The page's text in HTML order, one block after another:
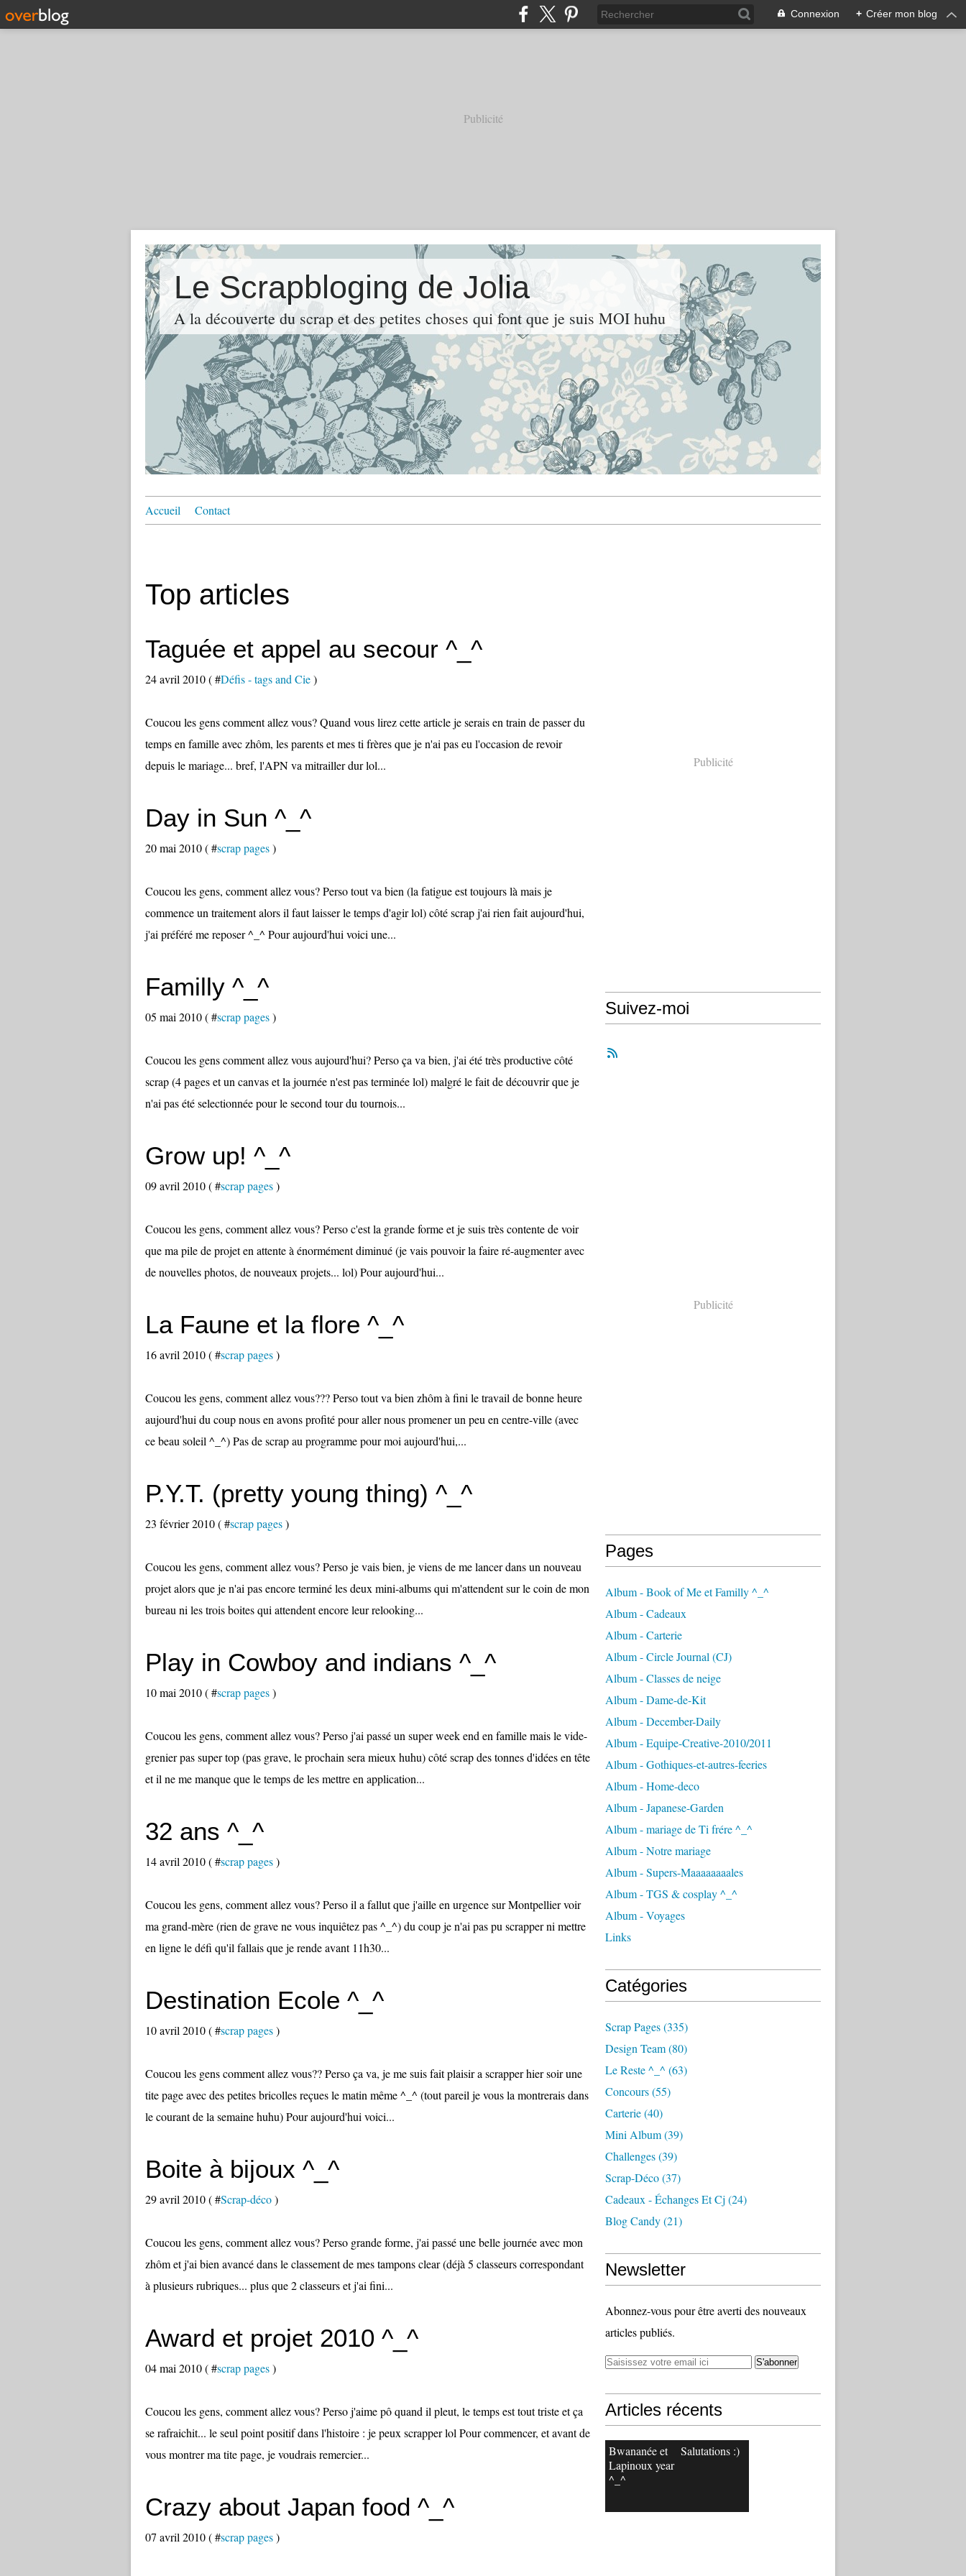
Connexion + Créer mon blog
Publicité
Le Scrapbloging de Jolia
A la découverte du scrap et des petites choses qui font que je suis MOI huhu
Accueil Contact
Top articles
Taguée et appel au secour ^_^
24 avril 2010 ( #Défis - tags and Cie)
Coucou les gens comment allez vous? Quand vous lirez cette article je serais en train de passer du
temps en famille avec zhôm, les parents et mes ti frères que je n'ai pas eu l'occasion de revoir
depuis le mariage... bref, l'APN va mitrailler dur lol...
Day in Sun ^_^
20 mai 2010 ( #scrap pages)
Coucou les gens, comment allez vous? Perso tout va bien (la fatigue est toujours là mais je
commence un traitement alors il faut laisser le temps d'agir lol) côté scrap j'ai rien fait aujourd'hui,
j'ai préféré me reposer ^_^ Pour aujourd'hui voici une...
Familly ^_^
05 mai 2010 ( #scrap pages)
Coucou les gens comment allez vous aujourd'hui? Perso ça va bien, j'ai été très productive côté
scrap (4 pages et un canvas et la journée n'est pas terminée lol) malgré le fait de découvrir que je
n'ai pas été selectionnée pour le second tour du tournois...
Grow up! ^_^
09 avril 2010 ( #scrap pages)
Coucou les gens, comment allez vous? Perso c'est la grande forme et je suis très contente de voir
que ma pile de projet en attente à énormément diminué (je vais pouvoir la faire ré-augmenter avec
de nouvelles photos, de nouveaux projets... lol) Pour aujourd'hui...
La Faune et la flore ^_^
16 avril 2010 ( #scrap pages)
Coucou les gens, comment allez vous??? Perso tout va bien zhôm à fini le travail de bonne heure
aujourd'hui du coup nous en avons profité pour aller nous promener un peu en centre-ville (avec
ce beau soleil ^_^) Pas de scrap au programme pour moi aujourd'hui,...
P.Y.T. (pretty young thing) ^_^
23 février 2010 ( #scrap pages)
Coucou les gens, comment allez vous? Perso je vais bien, je viens de me lancer dans un nouveau
projet alors que je n'ai pas encore terminé les deux mini-albums qui m'attendent sur le coin de mon
bureau ni les trois boites qui attendent encore leur relooking...
Play in Cowboy and indians ^_^
10 mai 2010 ( #scrap pages)
Coucou les gens, comment allez vous? Perso j'ai passé un super week end en famille mais le vide-
grenier pas super top (pas grave, le prochain sera mieux huhu) côté scrap des tonnes d'idées en tête
et il ne me manque que le temps de les mettre en application...
32 ans ^_^
14 avril 2010 ( #scrap pages)
Coucou les gens, comment allez vous? Perso il a fallut que j'aille en urgence sur Montpellier voir
ma grand-mère (rien de grave ne vous inquiêtez pas ^_^) du coup je n'ai pas pu scrapper ni mettre
en ligne le défi qu'il fallais que je rende avant 11h30...
Destination Ecole ^_^
10 avril 2010 ( #scrap pages)
Coucou les gens comment allez vous?? Perso ça va, je me suis fait plaisir a scrapper hier soir une
tite page avec des petites bricolles reçues le matin même ^_^ (tout pareil je vous la montrerais dans
le courant de la semaine huhu) Pour aujourd'hui voici...
Boite à bijoux ^_^
29 avril 2010 ( #Scrap-déco)
Coucou les gens, comment allez vous? Perso grande forme, j'ai passé une belle journée avec mon
zhôm et j'ai bien avancé dans le classement de mes tampons clear (déjà 5 classeurs correspondant
à plusieurs rubriques... plus que 2 classeurs et j'ai fini...
Award et projet 2010 ^_^
04 mai 2010 ( #scrap pages)
Coucou les gens, comment allez vous? Perso j'aime pô quand il pleut, le temps est tout triste et ça
se rafraichit... le seul point positif dans l'histoire : je peux scrapper lol Pour commencer, et avant de
vous montrer ma tite page, je voudrais remercier...
Crazy about Japan food ^_^
07 avril 2010 ( #scrap pages)
Publicité
Suivez-moi
Publicité
Pages
Album - Book of Me et Familly ^_^
Album - Cadeaux
Album - Carterie
Album - Circle Journal (CJ)
Album - Classes de neige
Album - Dame-de-Kit
Album - December-Daily
Album - Equipe-Creative-2010/2011
Album - Gothiques-et-autres-feeries
Album - Home-deco
Album - Japanese-Garden
Album - mariage de Ti frére ^_^
Album - Notre mariage
Album - Supers-Maaaaaaaales
Album - TGS & cosplay ^_^
Album - Voyages
Links
Catégories
Scrap Pages(335)
Design Team(80)
Le Reste ^_^ (63)
Concours(55)
Carterie(40)
Mini Album(39)
Challenges(39)
Scrap-Déco(37)
Cadeaux - Échanges Et Cj (24)
Blog Candy(21)
Newsletter
Abonnez-vous pour être averti des nouveaux
articles publiés.
Articles récents
Bwananée et
Lapinoux year
^_^
Salutations :)